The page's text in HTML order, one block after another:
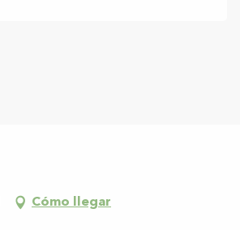
Cómo llegar